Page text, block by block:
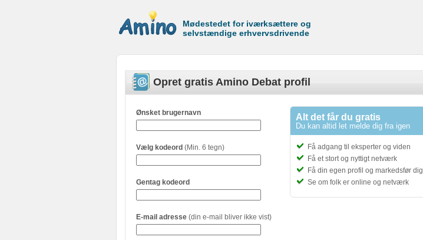
Mødestedet for iværksættere og
selvstændige erhvervsdrivende
Opret gratis Amino Debat profil
Alt det får du gratis
Du kan altid let melde dig fra igen
Få adgang til eksperter og viden
Få et stort og nyttigt netværk
Få din egen profil og markedsfør dig
Se om folk er online og netværk
Ønsket brugernavn
Vælg kodeord (Min. 6 tegn)
Gentag kodeord
E-mail adresse (din e-mail bliver ikke vist)